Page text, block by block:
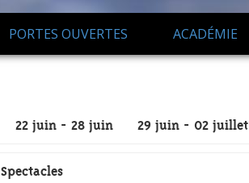
PORTES OUVERTES ACADÉMIE
22 juin - 28 juin 29 juin - 02 juillet
Spectacles